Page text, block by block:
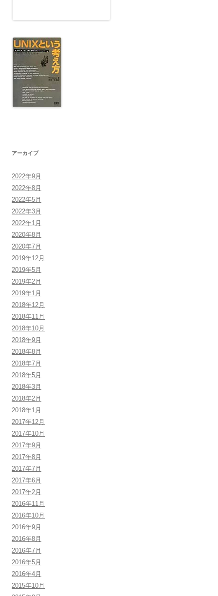
アーカイブ
2022年9月
2022年8月
2022年5月
2022年3月
2022年1月
2020年8月
2020年7月
2019年12月
2019年5月
2019年2月
2019年1月
2018年12月
2018年11月
2018年10月
2018年9月
2018年8月
2018年7月
2018年5月
2018年3月
2018年2月
2018年1月
2017年12月
2017年10月
2017年9月
2017年8月
2017年7月
2017年6月
2017年2月
2016年11月
2016年10月
2016年9月
2016年8月
2016年7月
2016年5月
2016年4月
2015年10月